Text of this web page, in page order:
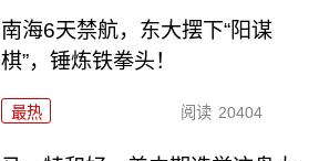
南海6天禁航，东大摆下“阳谋
棋”，锤炼铁拳头！
最热 阅读 20404